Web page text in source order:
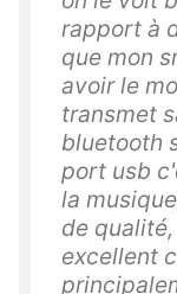
rapport à
que mon
avoir le
transmet
bluetooth
port usb
la
de
excellent